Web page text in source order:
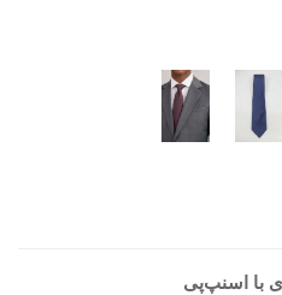
با اسنپ‌پی